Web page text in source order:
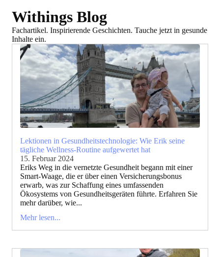
Withings Blog
Fachartikel. Inspirierende Geschichten. Tauche jetzt in gesunde
Inhalte ein.
Lektionen in Gesundheitstechnologie: Wie Erik seine
tägliche Wellness-Routine aufgewertet hat
15. Februar 2024
Eriks Weg in die vernetzte Gesundheit begann mit einer
Smart-Waage, die er über einen Versicherungsbonus
erwarb, was zur Schaffung eines umfassenden
Ökosystems von Gesundheitsgeräten führte. Erfahren Sie
mehr darüber, wie...
Mehr lesen...